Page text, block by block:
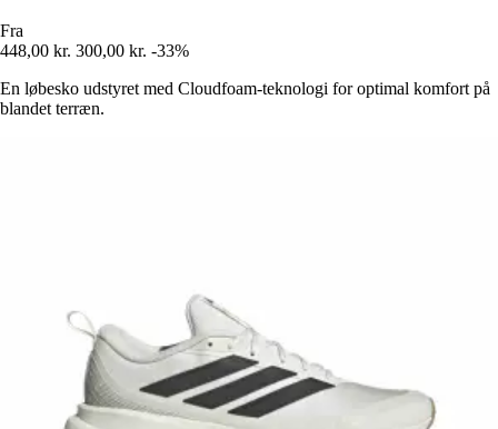
Fra
448,00 kr. 300,00 kr. -33%
En løbesko udstyret med Cloudfoam-teknologi for optimal komfort på
blandet terræn.